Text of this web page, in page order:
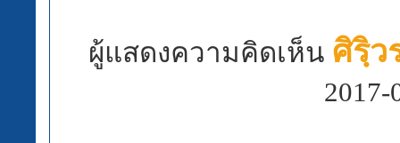
ผู้แสดงความคิดเห็น ศิรฺิ
2017-